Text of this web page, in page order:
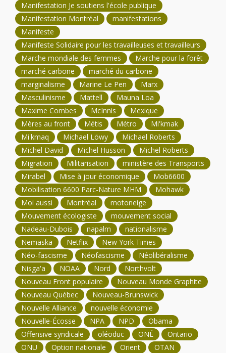
Manifestation Je soutiens l'école publique
Manifestation Montréal
manifestations
Manifeste
Manifeste Solidaire pour les travailleuses et travailleurs
Marche mondiale des femmes
Marche pour la forêt
marché carbone
marché du carbone
marginalisme
Marine Le Pen
Marx
Masculinisme
Mattell
Mauna Loa
Maxime Combes
McInnis
Mexique
Mères au front
Métis Métro
Mi'kmak
Mi'kmaq
Michael Löwy
Michael Roberts
Michel David
Michel Husson
Michel Roberts
Migration
Militarisation
ministère des Transports
Mirabel
Mise à jour économique
Mob6600
Mobilisation 6600 Parc-Nature MHM
Mohawk
Moi aussi
Montréal
motoneige
Mouvement écologiste
mouvement social
Nadeau-Dubois
napalm
nationalisme
Nemaska
Netflix
New York Times
Néo-fascisme
Néofascisme
Néolibéralisme
Nisga'a
NOAA Nord
Northvolt
Nouveau Front populaire
Nouveau Monde Graphite
Nouveau Québec
Nouveau-Brunswick
Nouvelle Alliance
nouvelle économie
Nouvelle-Écosse
NPA NPD
Obama
Offensive syndicale
oléoduc ONÉ
Ontario
ONU
Option nationale Orient
OTAN